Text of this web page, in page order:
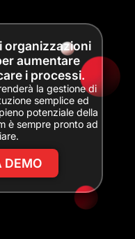
organizzazioni
aumentare
i processi.
la gestione di
semplice ed
potenziale della
è sempre pronto ad
DEMO